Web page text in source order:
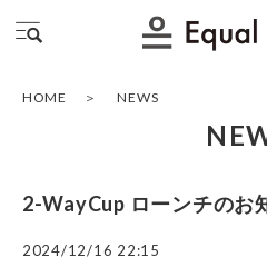
HOME NEWS
2-WayCup ローンチのお
2024/12/16 22:15